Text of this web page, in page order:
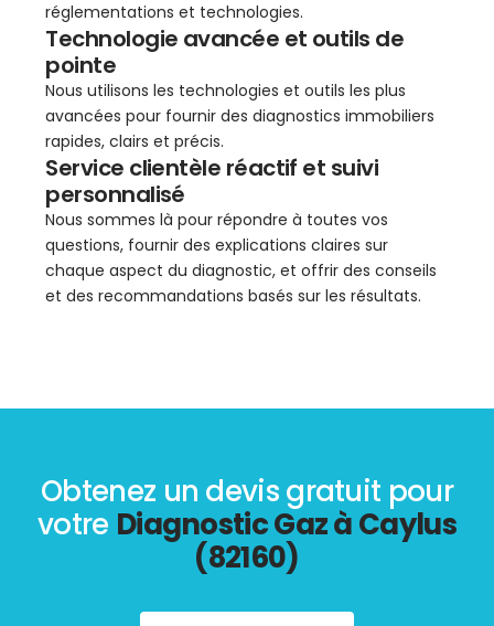
réglementations et technologies.
Technologie avancée et outils de
pointe
Nous utilisons les technologies et outils les plus
avancées pour fournir des diagnostics immobiliers
rapides, clairs et précis.
Service clientèle réactif et suivi
personnalisé
Nous sommes là pour répondre à toutes vos
questions, fournir des explications claires sur
chaque aspect du diagnostic, et offrir des conseils
et des recommandations basés sur les résultats.
Obtenez un devis gratuit pour
votre Diagnostic Gaz à Caylus
(82160)